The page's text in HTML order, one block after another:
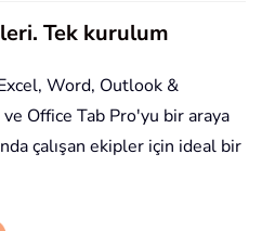
Tek kurulum
Word, Outlook &
Office Tab Pro'yu bir araya
çalışan ekipler için ideal bir